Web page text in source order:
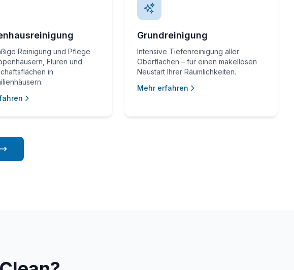
Reinigung und Pflege
Fluren und
in
Grundreinigung
Intensive Tiefenreinigung aller
Oberflächen – für einen makellosen
Neustart Ihrer Räumlichkeiten.
Mehr erfahren